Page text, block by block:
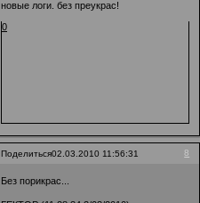
новые логи. без преукрас!
0
Поделиться 8
02.03.2010 11:56:31
Без порикрас...